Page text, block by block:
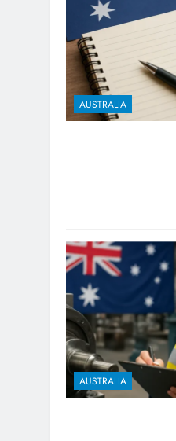
AUSTRALIA
AUSTRALIA